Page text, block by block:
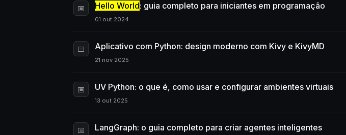
Hello World: guia completo para iniciantes em programação
01 out 2024
Aplicativo com Python: design moderno com Kivy e KivyMD
21 nov 2025
UV Python: o que é, como usar e configurar ambientes virtuais
13 out 2025
LangGraph: o guia completo para criar agentes inteligentes